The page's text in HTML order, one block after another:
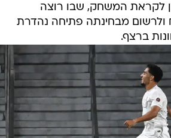
לקראת המשחק, שבו רוצה
ולרשום מבחינתה פתיחה נהדרת
ברצף.